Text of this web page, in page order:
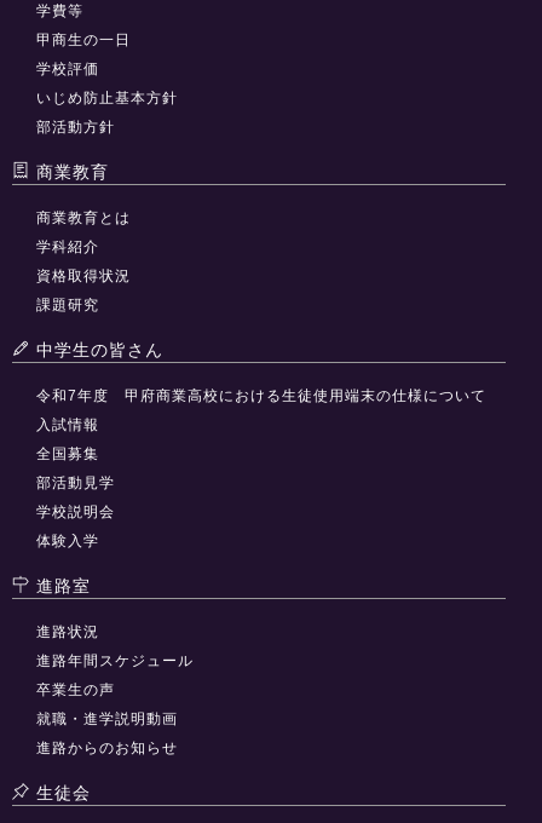
学費等
甲商生の一日
学校評価
いじめ防止基本方針
部活動方針
商業教育
商業教育とは
学科紹介
資格取得状況
課題研究
中学生の皆さん
令和7年度 甲府商業高校における生徒使用端末の仕様について
入試情報
全国募集
部活動見学
学校説明会
体験入学
進路室
進路状況
進路年間スケジュール
卒業生の声
就職・進学説明動画
進路からのお知らせ
生徒会